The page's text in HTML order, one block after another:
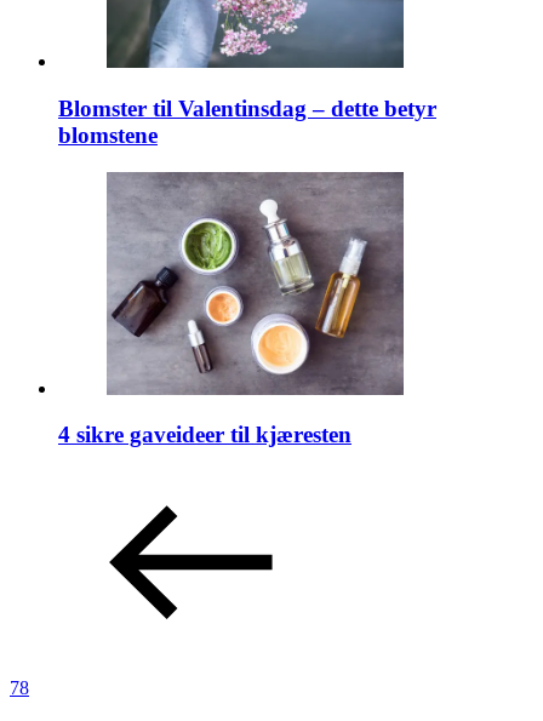
Blomster til Valentinsdag – dette betyr
blomstene
4 sikre gaveideer til kjæresten
78